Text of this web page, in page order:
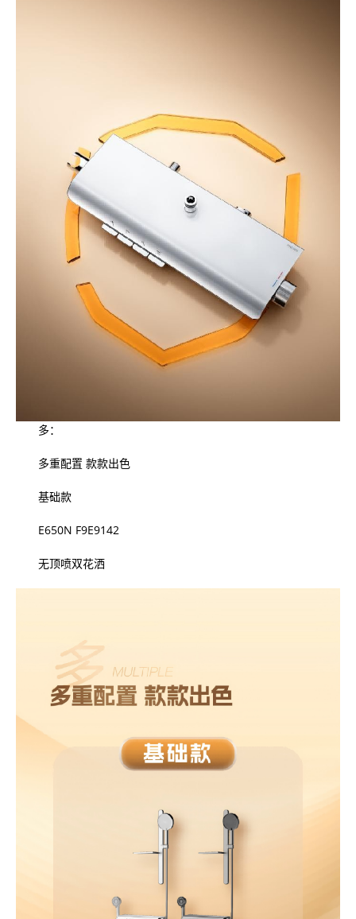
多：
多重配置 款款出色
基础款
E650N F9E9142
无顶喷双花洒